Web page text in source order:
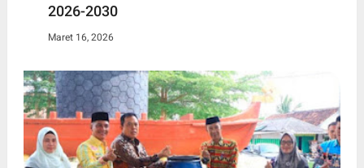
2026-2030
Maret 16, 2026